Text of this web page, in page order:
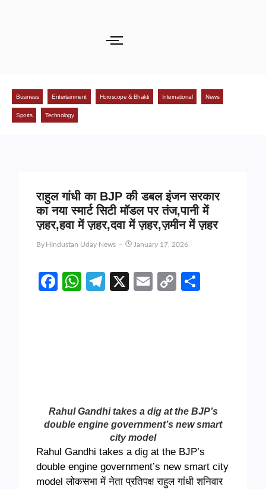
Business Entertainment Horoscope & Bhakti International News
Sports Technology
राहुल गांधी का BJP की डबल इंजन सरकार
का नया स्मार्ट सिटी मॉडल पर तंज,पानी में
ज़हर,हवा में ज़हर,दवा में ज़हर,ज़मीन में ज़हर
By HIndustan Uday News January 17, 2026
Facebook
WhatsApp
Telegram
X EmailCopy
Rahul Gandhi takes a dig at the BJP’s
double engine government’s new smart
city model
Rahul Gandhi takes a dig at the BJP’s
double engine government’s new smart city
model लोकसभा में नेता प्रतिपक्ष राहुल गांधी शनिवार